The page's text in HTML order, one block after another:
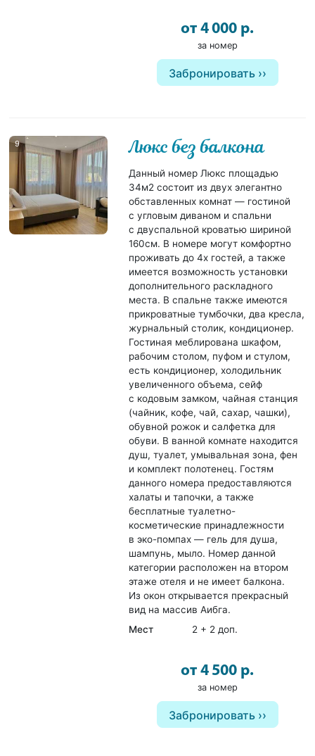
от 4 000 р.
за номер
Забронировать
9 Люкс без балкона
Данный номер Люкс площадью
34м2 состоит из двух элегантно
обставленных комнат — гостиной
с угловым диваном и спальни
с двуспальной кроватью шириной
160см. В номере могут комфортно
проживать до 4х гостей, а также
имеется возможность установки
дополнительного раскладного
места. В спальне также имеются
прикроватные тумбочки, два кресла,
журнальный столик, кондиционер.
Гостиная меблирована шкафом,
рабочим столом, пуфом и стулом,
есть кондиционер, холодильник
увеличенного объема, сейф
с кодовым замком, чайная станция
(чайник, кофе, чай, сахар, чашки),
обувной рожок и салфетка для
обуви. В ванной комнате находится
душ, туалет, умывальная зона, фен
и комплект полотенец. Гостям
данного номера предоставляются
халаты и тапочки, а также
бесплатные туалетно-
косметические принадлежности
в эко-помпах — гель для душа,
шампунь, мыло. Номер данной
категории расположен на втором
этаже отеля и не имеет балкона.
Из окон открывается прекрасный
вид на массив Аибга.
Мест
2 + 2 доп.
от 4 500 р.
за номер
Забронировать